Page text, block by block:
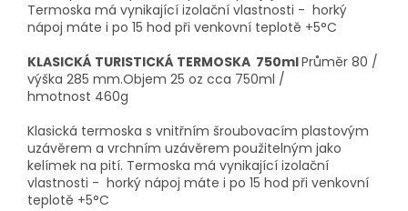
Termoska má vynikající izolační vlastnosti - horký
nápoj máte i po 15 hod při venkovní teplotě +5°C
KLASICKÁ TURISTICKÁ TERMOSKA 750mlPrůměr 80 /
výška 285 mm.Objem 25 oz cca 750ml /
hmotnost 460g
Klasická termoska s vnitřním šroubovacím plastovým
uzávěrem a vrchním uzávěrem použitelným jako
kelímek na pití. Termoska má vynikající izolační
vlastnosti - horký nápoj máte i po 15 hod při venkovní
teplotě +5°C